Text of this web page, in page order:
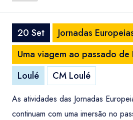
20 Set
Jornadas
Uma viagem ao passado
Loulé
CM Loulé
As atividades das Jornadas
continuam com uma imersão no